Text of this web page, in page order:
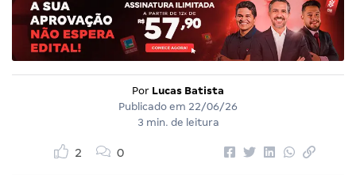
Por Lucas Batista
Publicado em 22/06/26
3 min. de leitura
2 0